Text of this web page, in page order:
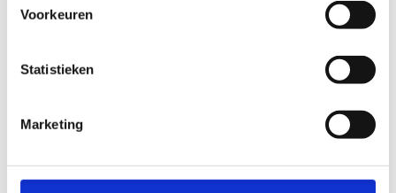
Voorkeuren
Statistieken
Marketing